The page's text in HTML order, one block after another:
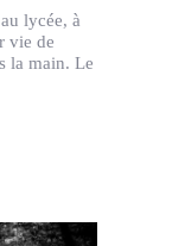
lycée, à
vie de
la main. Le